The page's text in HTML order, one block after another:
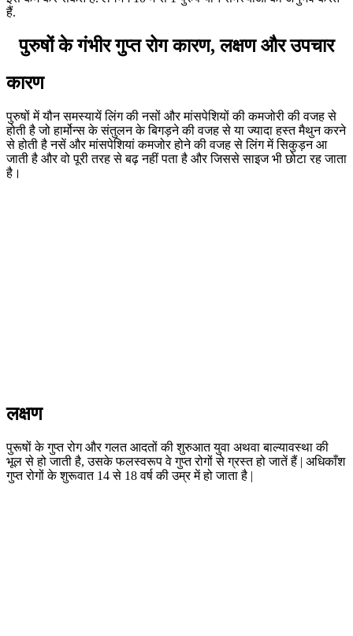
हैं.
पुरुषों के गंभीर गुप्त रोग कारण, लक्षण और उपचार
कारण
पुरुषों में यौन समस्यायें लिंग की नसों और मांसपेशियों की कमजोरी की वजह से
होती है जो हार्मोन्स के संतुलन के बिगड़ने की वजह से या ज्यादा हस्त मैथुन करने
से होती है नसें और मांसपेशियां कमजोर होने की वजह से लिंग में सिकुड़न आ
जाती है और वो पूरी तरह से बढ़ नहीं पता है और जिससे साइज भी छोटा रह जाता
है।
लक्षण
पुरूषों के गुप्त रोग और गलत आदतों की शुरुआत युवा अथवा बाल्यावस्था की
भूल से हो जाती है, उसके फलस्वरूप वे गुप्त रोगों से ग्रस्त हो जातें हैं | अधिकाँश
गुप्त रोगों के शुरूवात 14 से 18 वर्ष की उम्र में हो जाता है |